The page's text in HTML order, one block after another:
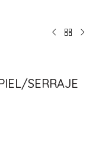
SERRAJE